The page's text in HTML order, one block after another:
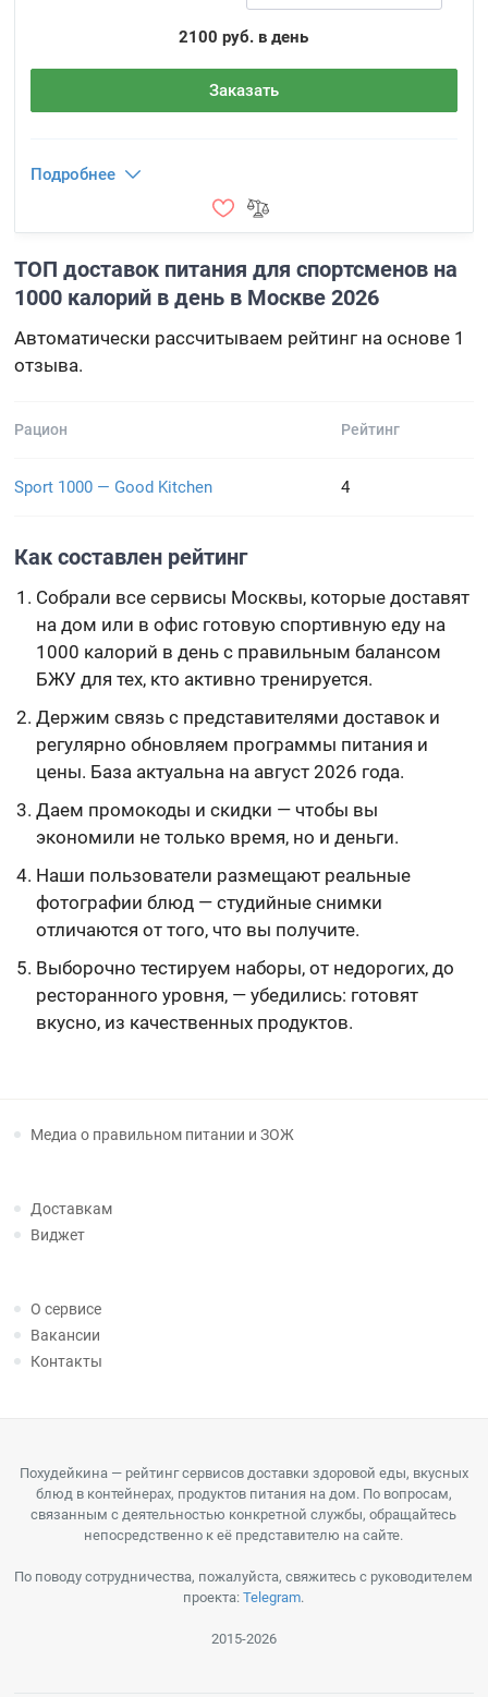
2100 руб. в день
Заказать
Подробнее
ТОП доставок питания для спортсменов на
1000 калорий в день в Москве 2026
Автоматически рассчитываем рейтинг на основе 1
отзыва.
Рацион Рейтинг
Sport 1000 — Good Kitchen 4
Как составлен рейтинг
Собрали все сервисы Москвы, которые доставят
на дом или в офис готовую спортивную еду на
1000 калорий в день с правильным балансом
БЖУ для тех, кто активно тренируется.
Держим связь с представителями доставок и
регулярно обновляем программы питания и
цены. База актуальна на август 2026 года.
Даем промокоды и скидки — чтобы вы
экономили не только время, но и деньги.
Наши пользователи размещают реальные
фотографии блюд — студийные снимки
отличаются от того, что вы получите.
Выборочно тестируем наборы, от недорогих, до
ресторанного уровня, — убедились: готовят
вкусно, из качественных продуктов.
Медиа о правильном питании и ЗОЖ
Доставкам
Виджет
О сервисе
Вакансии
Контакты
Похудейкина — рейтинг сервисов доставки здоровой еды, вкусных
блюд в контейнерах, продуктов питания на дом. По вопросам,
связанным с деятельностью конкретной службы, обращайтесь
непосредственно к её представителю на сайте.
По поводу сотрудничества, пожалуйста, свяжитесь с руководителем
проекта:Telegram.
2015-2026